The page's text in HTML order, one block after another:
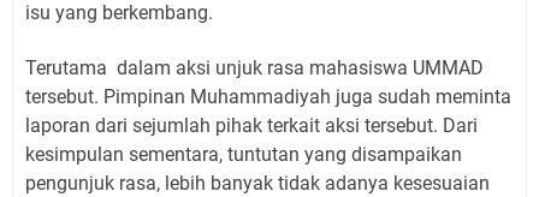
isu yang berkembang.
Terutama dalam aksi unjuk rasa mahasiswa UMMAD
tersebut. Pimpinan Muhammadiyah juga sudah meminta
laporan dari sejumlah pihak terkait aksi tersebut. Dari
kesimpulan sementara, tuntutan yang disampaikan
pengunjuk rasa, lebih banyak tidak adanya kesesuaian